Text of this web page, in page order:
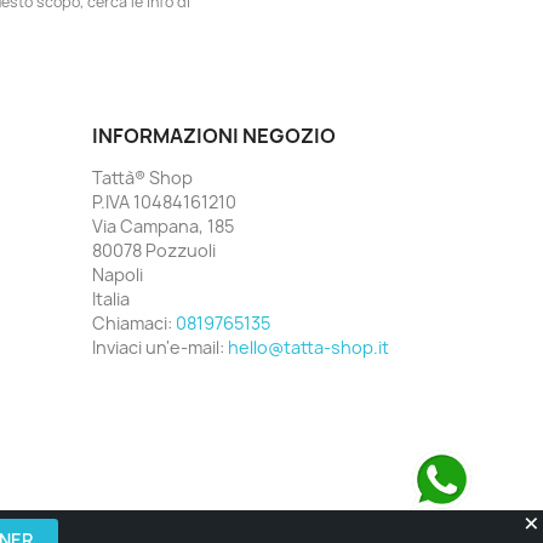
INFORMAZIONI NEGOZIO
Tattà® Shop
P.IVA 10484161210
Via Campana, 185
80078 Pozzuoli
Napoli
Italia
Chiamaci: 0819765135
Inviaci un'e-mail: hello@tatta-shop.it
Contattaci su WhatsApp